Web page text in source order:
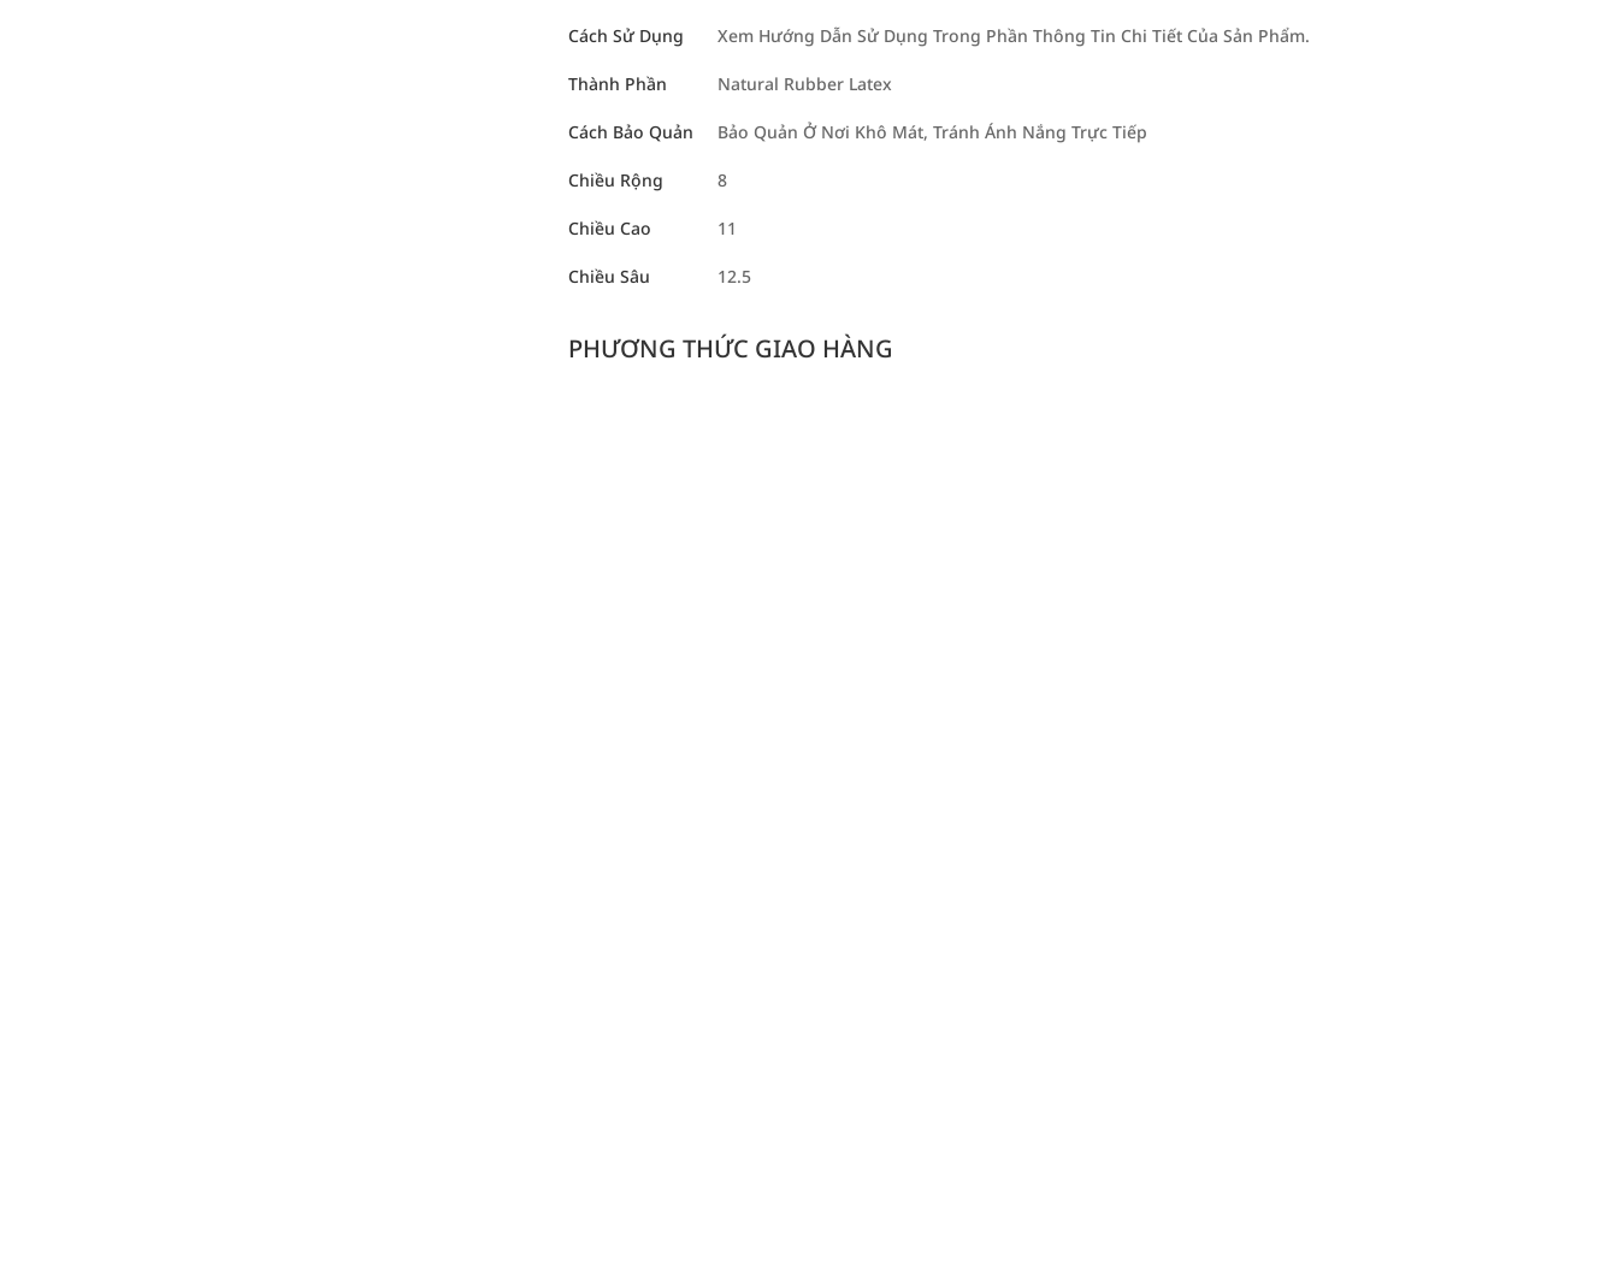
Cách Sử Dụng Xem Hướng Dẫn Sử Dụng Trong Phần Thông Tin Chi Tiết Của Sản Phẩm.
Thành Phần Natural Rubber Latex
Cách Bảo Quản Bảo Quản Ở Nơi Khô Mát, Tránh Ánh Nắng Trực Tiếp
Chiều Rộng 8
Chiều Cao 11
Chiều Sâu 12.5
PHƯƠNG THỨC GIAO HÀNG